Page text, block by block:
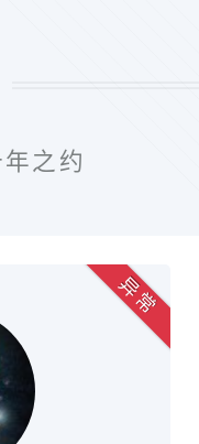
年之约
异 常